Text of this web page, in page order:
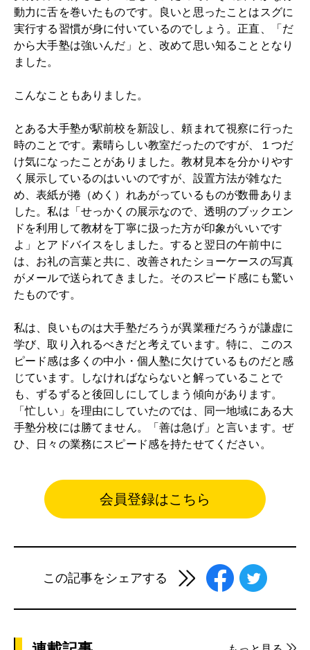
動力に舌を巻いたものです。良いと思ったことはスグに
実行する習慣が身に付いているのでしょう。正直、「だ
から大手塾は強いんだ」と、改めて思い知ることとなり
ました。
こんなこともありました。
とある大手塾が駅前校を新設し、頼まれて視察に行った
時のことです。素晴らしい教室だったのですが、１つだ
け気になったことがありました。教材見本を分かりやす
く展示しているのはいいのですが、設置方法が雑なた
め、表紙が捲（めく）れあがっているものが数冊ありま
した。私は「せっかくの展示なので、透明のブックエン
ドを利用して教材を丁寧に扱った方が印象がいいです
よ」とアドバイスをしました。すると翌日の午前中に
は、お礼の言葉と共に、改善されたショーケースの写真
がメールで送られてきました。そのスピード感にも驚い
たものです。
私は、良いものは大手塾だろうが異業種だろうが謙虚に
学び、取り入れるべきだと考えています。特に、このス
ピード感は多くの中小・個人塾に欠けているものだと感
じています。しなければならないと解っていることで
も、ずるずると後回しにしてしまう傾向があります。
「忙しい」を理由にしていたのでは、同一地域にある大
手塾分校には勝てません。「善は急げ」と言います。ぜ
ひ、日々の業務にスピード感を持たせてください。
会員登録はこちら
この記事をシェアする